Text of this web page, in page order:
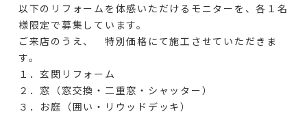
以下のリフォームを体感いただけるモニターを、各１名
様限定で募集しています。
ご来店のうえ、 特別価格にて施工させていただきま
す。
１．玄関リフォーム
２．窓（窓交換・二重窓・シャッター）
３．お庭（囲い・リウッドデッキ）